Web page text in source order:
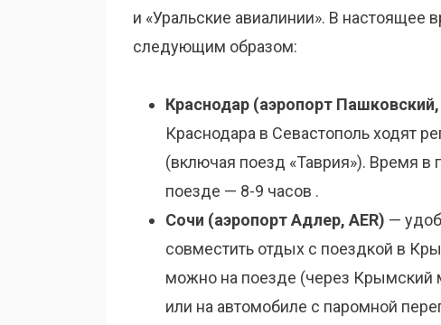
и «Уральские авиалинии». В настоящее
следующим образом:
Краснодар (аэропорт Пашковский,
Краснодара в Севастополь ходят
(включая поезд «Таврия»). Время в
поезде — 8-9 часов .
Сочи (аэропорт Адлер, AER) —
совместить отдых с поездкой в
можно на поезде (через Крымский
или на автомобиле с паромной